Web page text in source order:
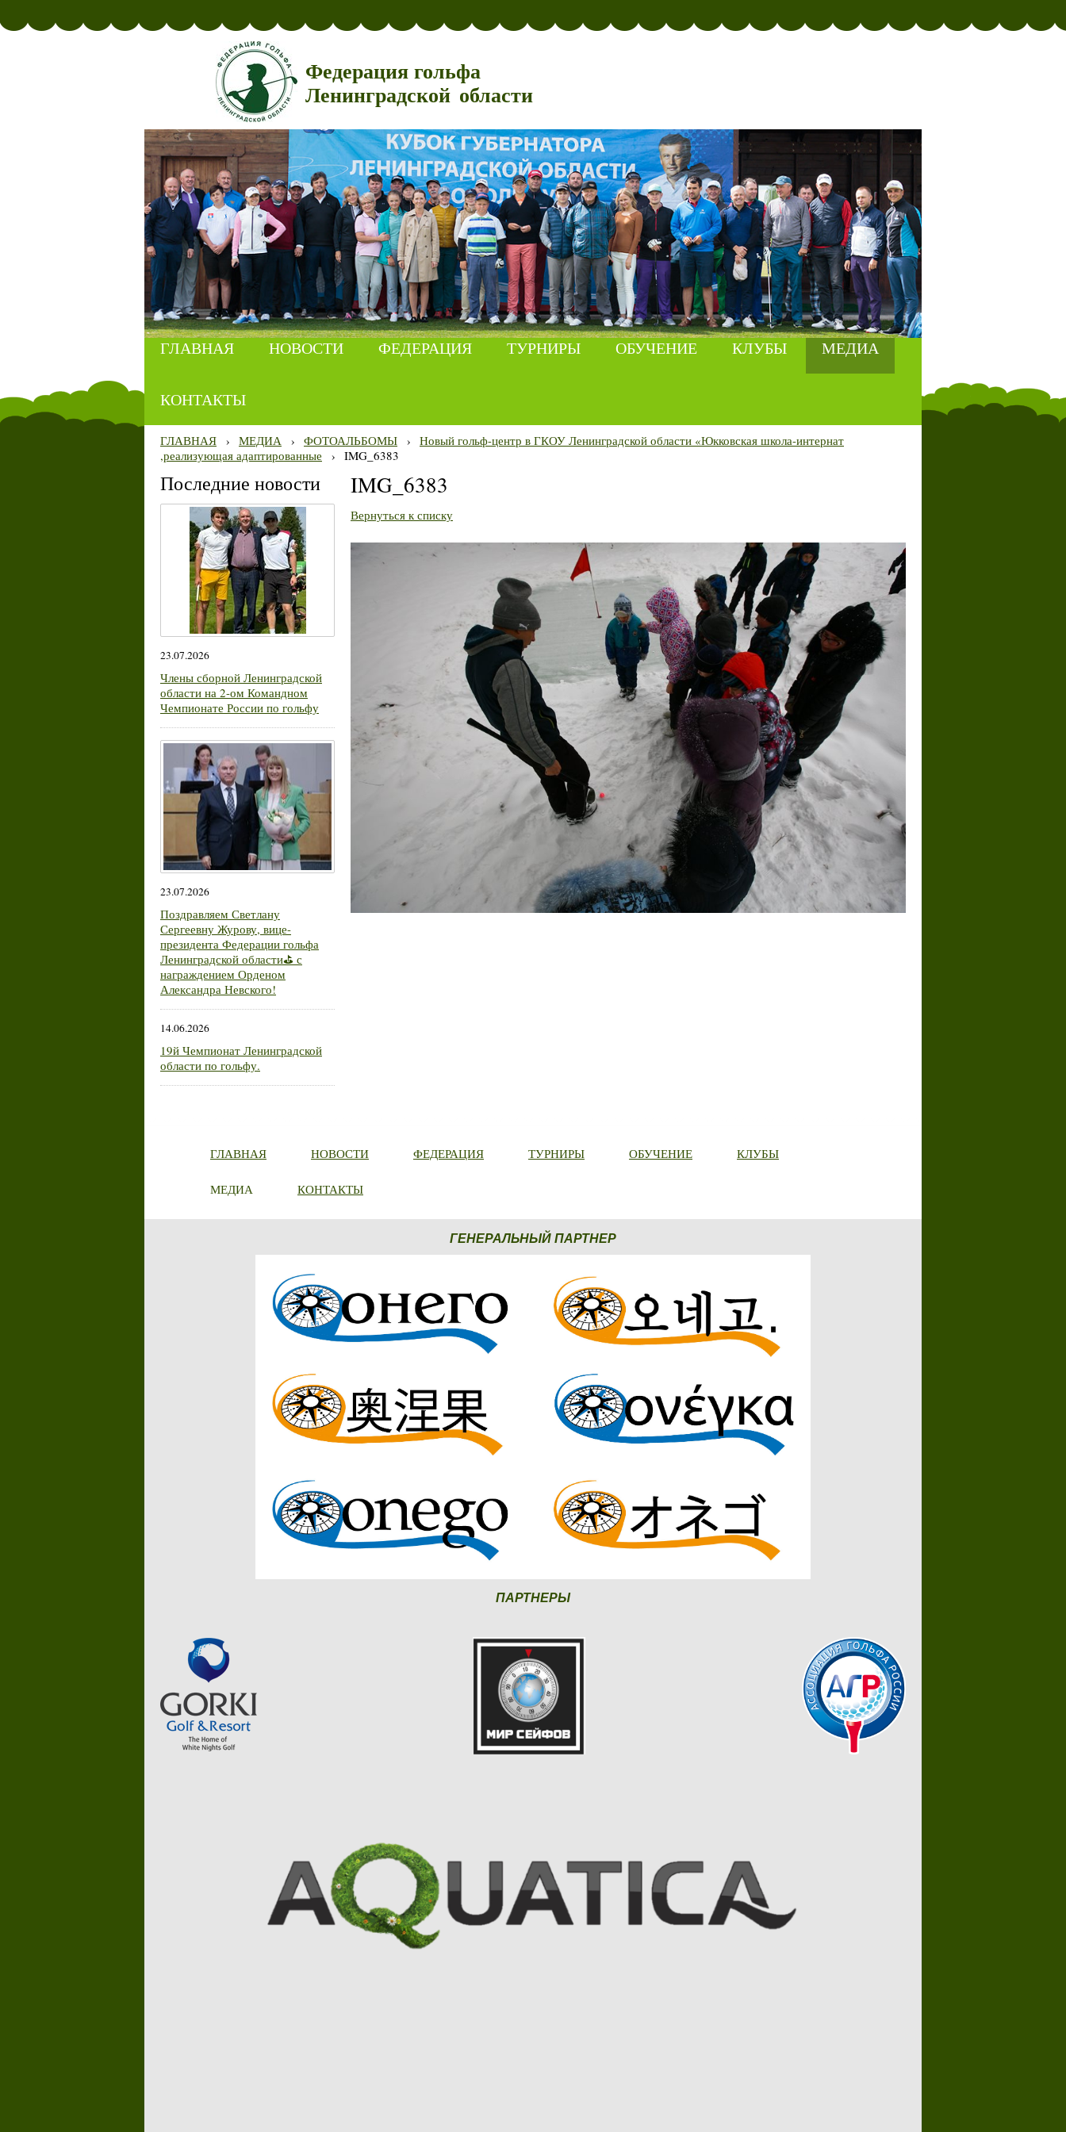
Федерация гольфа
Ленинградской области
ГЛАВНАЯ НОВОСТИ ФЕДЕРАЦИЯ ТУРНИРЫ ОБУЧЕНИЕ КЛУБЫ МЕДИА
КОНТАКТЫ
ГЛАВНАЯ › МЕДИА › ФОТОАЛЬБОМЫ › Новый гольф-центр в ГКОУ Ленинградской области «Юкковская школа-интернат
,реализующая адаптированные
› IMG_6383
Последние новости
23.07.2026
Члены сборной Ленинградской
области на 2-ом Командном
Чемпионате России по гольфу
23.07.2026
Поздравляем Светлану
Сергеевну Журову, вице-
президента Федерации гольфа
Ленинградской области⛳ с
награждением Орденом
Александра Невского!
14.06.2026
19й Чемпионат Ленинградской
области по гольфу.
IMG_6383
Вернуться к списку
ГЛАВНАЯ НОВОСТИ ФЕДЕРАЦИЯ ТУРНИРЫ ОБУЧЕНИЕ КЛУБЫ
МЕДИА КОНТАКТЫ
ГЕНЕРАЛЬНЫЙ ПАРТНЕР
ПАРТНЕРЫ